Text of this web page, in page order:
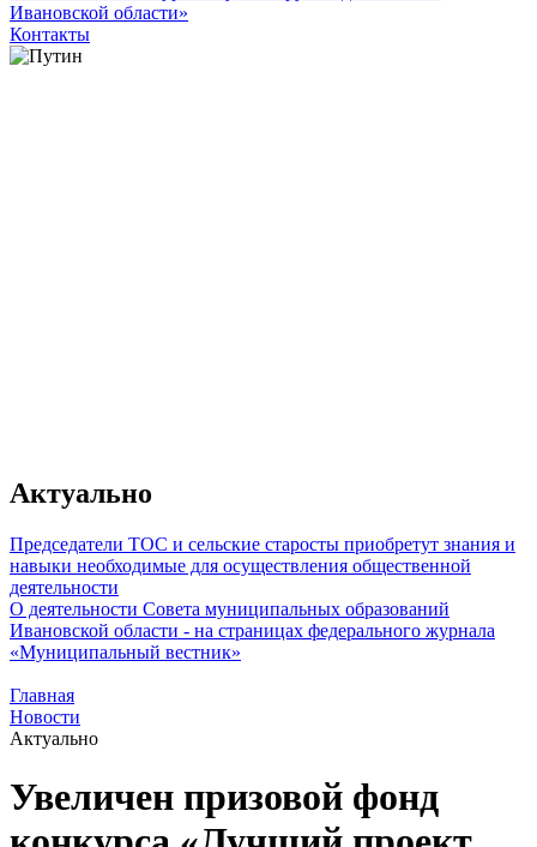
Ивановской области»
Контакты
Владимир Путин
Актуально
Председатели ТОС и сельские старосты приобретут знания и
навыки необходимые для осуществления общественной
деятельности
О деятельности Совета муниципальных образований
Ивановской области - на страницах федерального журнала
«Муниципальный вестник»
Главная
Новости
Актуально
Увеличен призовой фонд